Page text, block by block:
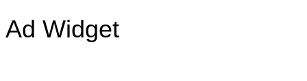
Ad Widget